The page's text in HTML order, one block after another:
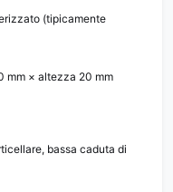
(tipicamente
mm × altezza 20 mm
bassa caduta di